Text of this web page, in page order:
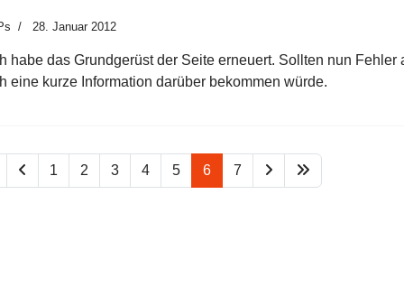
28. Januar 2012
habe das Grundgerüst der Seite erneuert. Sollten nun Fehler
eine kurze Information darüber bekommen würde.
1 2 3 4 5 6 7